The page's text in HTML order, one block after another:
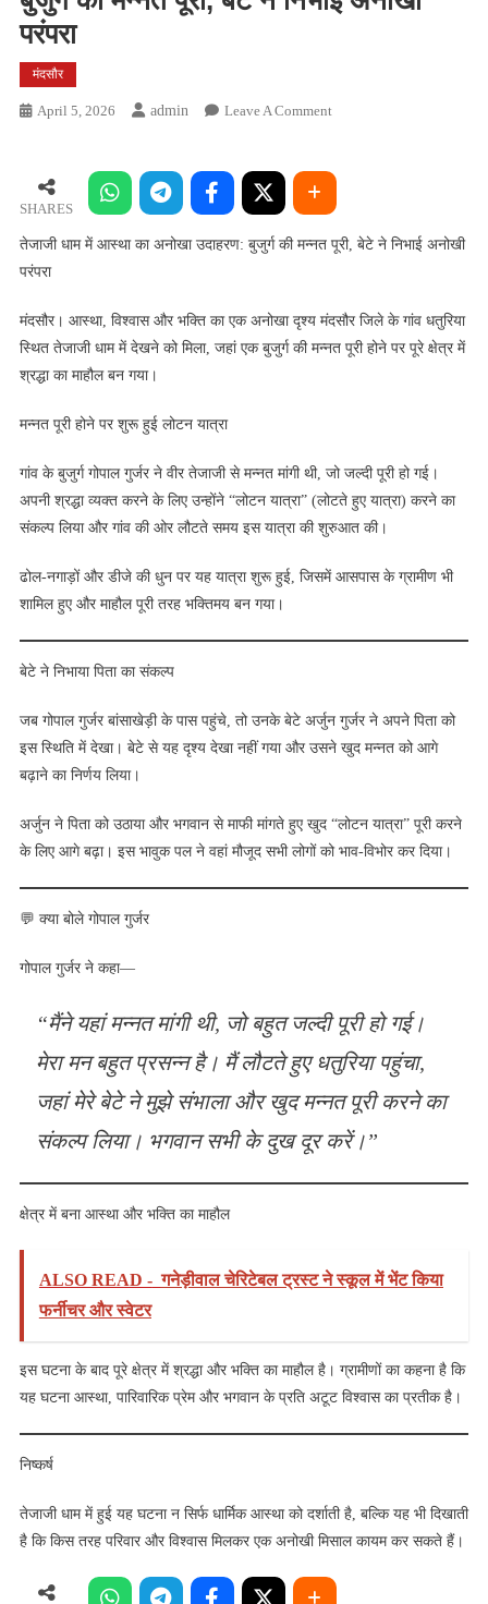
परंपरा
मंदसौर
April 5, 2026 Admin Leave A CommentOn
में
आस्था
का
बुजुर्ग
मन्नत
परंपरा
SHARES
तेजाजी धाम में आस्था का अनोखा उदाहरण: बुजुर्ग की मन्नत पूरी, बेटे ने निभाई अनोखी
परंपरा
मंदसौर। आस्था, विश्वास और भक्ति का एक अनोखा दृश्य मंदसौर जिले के गांव धतुरिया
स्थित तेजाजी धाम में देखने को मिला, जहां एक बुजुर्ग की मन्नत पूरी होने पर पूरे क्षेत्र में
श्रद्धा का माहौल बन गया।
मन्नत पूरी होने पर शुरू हुई लोटन यात्रा
गांव के बुजुर्ग गोपाल गुर्जर ने वीर तेजाजी से मन्नत मांगी थी, जो जल्दी पूरी हो गई।
अपनी श्रद्धा व्यक्त करने के लिए उन्होंने “लोटन यात्रा” (लोटते हुए यात्रा) करने का
संकल्प लिया और गांव की ओर लौटते समय इस यात्रा की शुरुआत की।
ढोल-नगाड़ों और डीजे की धुन पर यह यात्रा शुरू हुई, जिसमें आसपास के ग्रामीण भी
शामिल हुए और माहौल पूरी तरह भक्तिमय बन गया।
बेटे ने निभाया पिता का संकल्प
जब गोपाल गुर्जर बांसाखेड़ी के पास पहुंचे, तो उनके बेटे अर्जुन गुर्जर ने अपने पिता को
इस स्थिति में देखा। बेटे से यह दृश्य देखा नहीं गया और उसने खुद मन्नत को आगे
बढ़ाने का निर्णय लिया।
अर्जुन ने पिता को उठाया और भगवान से माफी मांगते हुए खुद “लोटन यात्रा” पूरी करने
के लिए आगे बढ़ा। इस भावुक पल ने वहां मौजूद सभी लोगों को भाव-विभोर कर दिया।
💬 क्या बोले गोपाल गुर्जर
गोपाल गुर्जर ने कहा—
“मैंने यहां मन्नत मांगी थी, जो बहुत जल्दी पूरी हो गई।
मेरा मन बहुत प्रसन्न है। मैं लौटते हुए धतुरिया पहुंचा,
जहां मेरे बेटे ने मुझे संभाला और खुद मन्नत पूरी करने का
संकल्प लिया। भगवान सभी के दुख दूर करें।”
क्षेत्र में बना आस्था और भक्ति का माहौल
ALSO READ - गनेड़ीवाल चेरिटेबल ट्रस्ट ने स्कूल में भेंट किया
फर्नीचर और स्वेटर
इस घटना के बाद पूरे क्षेत्र में श्रद्धा और भक्ति का माहौल है। ग्रामीणों का कहना है कि
यह घटना आस्था, पारिवारिक प्रेम और भगवान के प्रति अटूट विश्वास का प्रतीक है।
निष्कर्ष
तेजाजी धाम में हुई यह घटना न सिर्फ धार्मिक आस्था को दर्शाती है, बल्कि यह भी दिखाती
है कि किस तरह परिवार और विश्वास मिलकर एक अनोखी मिसाल कायम कर सकते हैं।